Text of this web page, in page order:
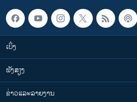
ເບິ່ງ
ຟັງສຽງ
ຂ່າວແລະລາຍງານ